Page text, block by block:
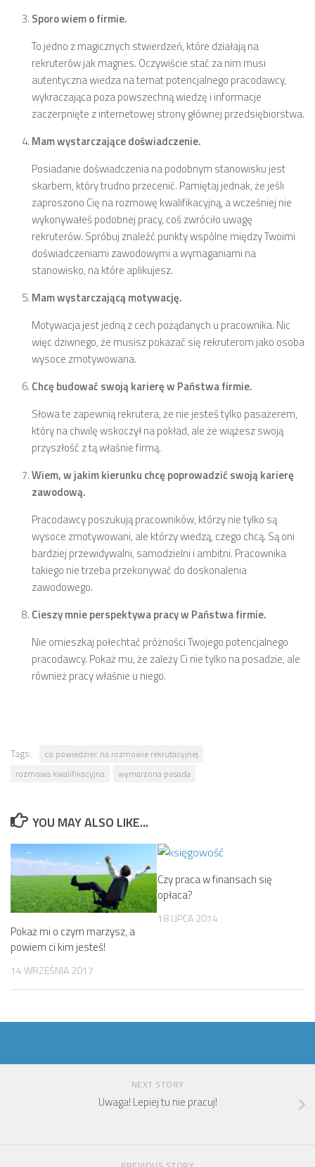
Sporo wiem o firmie.
To jedno z magicznych stwierdzeń, które działają na
rekruterów jak magnes. Oczywiście stać za nim musi
autentyczna wiedza na temat potencjalnego pracodawcy,
wykraczająca poza powszechną wiedzę i informacje
zaczerpnięte z internetowej strony głównej przedsiębiorstwa.
Mam wystarczające doświadczenie.
Posiadanie doświadczenia na podobnym stanowisku jest
skarbem, który trudno przecenić. Pamiętaj jednak, że jeśli
zaproszono Cię na rozmowę kwalifikacyjną, a wcześniej nie
wykonywałeś podobnej pracy, coś zwróciło uwagę
rekruterów. Spróbuj znaleźć punkty wspólne między Twoimi
doświadczeniami zawodowymi a wymaganiami na
stanowisko, na które aplikujesz.
Mam wystarczającą motywację.
Motywacja jest jedną z cech pożądanych u pracownika. Nic
więc dziwnego, że musisz pokazać się rekruterom jako osoba
wysoce zmotywowana.
Chcę budować swoją karierę w Państwa firmie.
Słowa te zapewnią rekrutera, że nie jesteś tylko pasażerem,
który na chwilę wskoczył na pokład, ale że wiążesz swoją
przyszłość z tą właśnie firmą.
Wiem, w jakim kierunku chcę poprowadzić swoją karierę
zawodową.
Pracodawcy poszukują pracowników, którzy nie tylko są
wysoce zmotywowani, ale którzy wiedzą, czego chcą. Są oni
bardziej przewidywalni, samodzielni i ambitni. Pracownika
takiego nie trzeba przekonywać do doskonalenia
zawodowego.
Cieszy mnie perspektywa pracy w Państwa firmie.
Nie omieszkaj połechtać próżności Twojego potencjalnego
pracodawcy. Pokaż mu, że zależy Ci nie tylko na posadzie, ale
również pracy właśnie u niego.
Tags:
co powiedziec na rozmowie rekrutacyjnej
rozmowa kwalifikacyjna
wymarzona posada
YOU MAY ALSO LIKE...
Pokaż mi o czym marzysz, a
powiem ci kim jesteś!
14 WRZEŚNIA 2017
Czy praca w finansach się
opłaca?
18 LIPCA 2014
NEXT STORY
Uwaga! Lepiej tu nie pracuj!